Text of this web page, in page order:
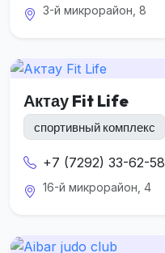
3-й микрорайон, 8
Актау Fit Life
спортивный комплекс
+7 (7292) 33-62-58
16-й микрорайон, 4